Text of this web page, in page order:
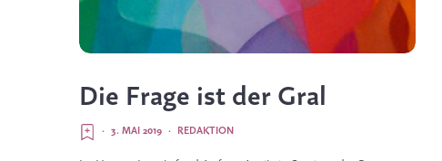
Die Frage ist der Gral
REDAKTION
·
3. MAI 2019
·